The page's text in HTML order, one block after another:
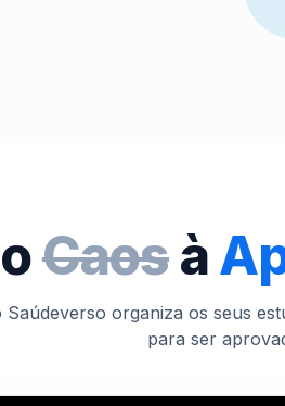
Caosà
Saúdeverso organiza os seus
para ser